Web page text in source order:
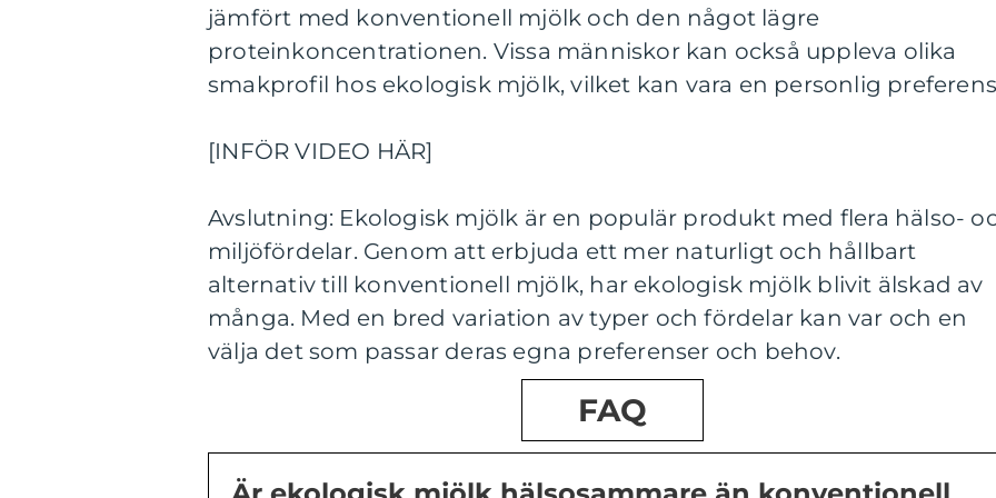
jämfört med konventionell mjölk och den något lägre
proteinkoncentrationen. Vissa människor kan också uppleva olika
smakprofil hos ekologisk mjölk, vilket kan vara en personlig
[INFÖR VIDEO HÄR]
Avslutning: Ekologisk mjölk är en populär produkt med flera hälso-
miljöfördelar. Genom att erbjuda ett mer naturligt och hållbart
alternativ till konventionell mjölk, har ekologisk mjölk blivit älskad av
många. Med en bred variation av typer och fördelar kan var och en
välja det som passar deras egna preferenser och behov.
FAQ